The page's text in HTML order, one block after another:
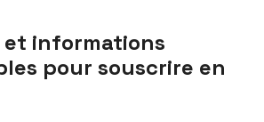
et informations
pour souscrire en